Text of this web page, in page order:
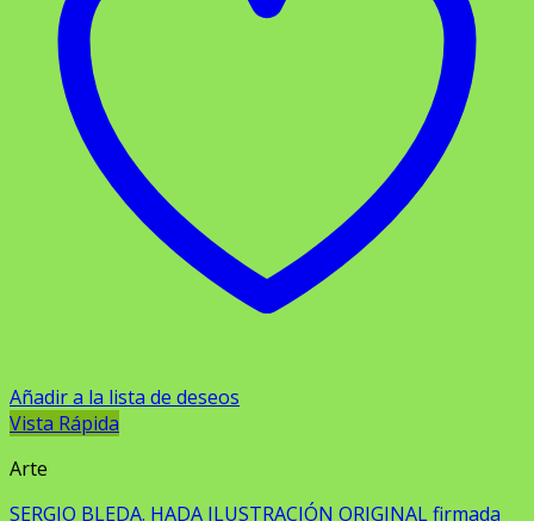
Añadir a la lista de deseos
Vista Rápida
Arte
SERGIO BLEDA. HADA ILUSTRACIÓN ORIGINAL firmada